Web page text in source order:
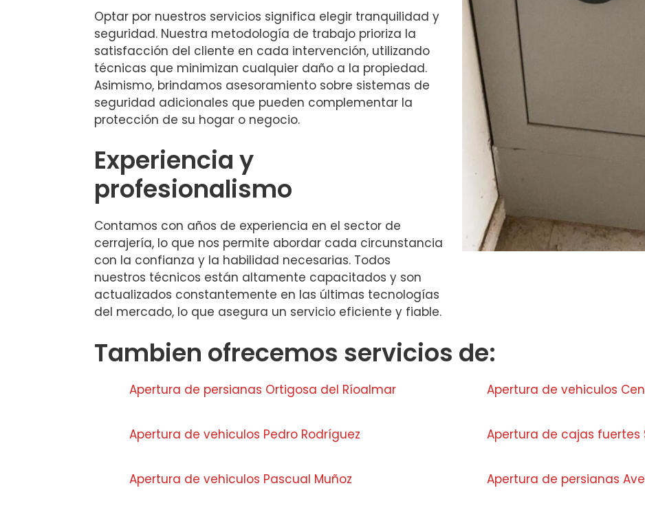
Optar por nuestros servicios significa elegir tranquilidad y
seguridad. Nuestra metodología de trabajo prioriza la
satisfacción del cliente en cada intervención, utilizando
técnicas que minimizan cualquier daño a la propiedad.
Asimismo, brindamos asesoramiento sobre sistemas de
seguridad adicionales que pueden complementar la
protección de su hogar o negocio.
Experiencia y
profesionalismo
Contamos con años de experiencia en el sector de
cerrajería, lo que nos permite abordar cada circunstancia
con la confianza y la habilidad necesarias. Todos
nuestros técnicos están altamente capacitados y son
actualizados constantemente en las últimas tecnologías
del mercado, lo que asegura un servicio eficiente y fiable.
Tambien ofrecemos servicios de:
Apertura de persianas Ortigosa del Ríoalmar Apertura de vehiculos
Apertura de vehiculos Pedro Rodríguez Apertura de cajas fuertes
Apertura de vehiculos Pascual Muñoz Apertura de persianas